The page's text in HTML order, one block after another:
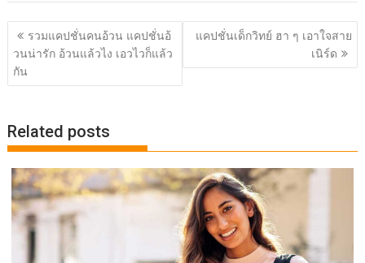
Post
navigation
รวมแคปชั่นคนอ้วน แคปชั่นอ้
วนน่ารัก อ้วนแล้วไง เอวไวก็แล้ว
กัน
แคปชั่นเด็กวิทย์ ฮา ๆ เอาใจสาย
เนิร์ด
Related posts